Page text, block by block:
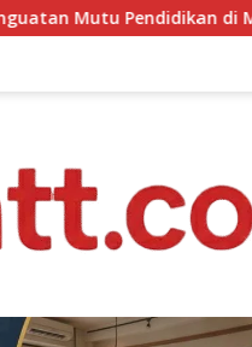
Manggarai Timur